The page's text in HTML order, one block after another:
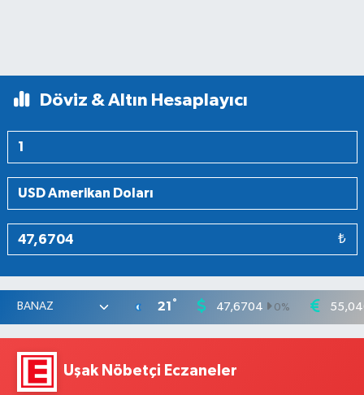
Döviz & Altın Hesaplayıcı
₺
21 ° 47,6704 0%
Uşak Nöbetçi Eczaneler